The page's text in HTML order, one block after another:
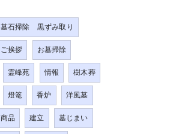
石掃除 黒ずみ取り
挨拶
お墓掃除
霊峰苑 情報
樹木葬
燈篭 香炉
洋風墓
品 建立
墓じまい